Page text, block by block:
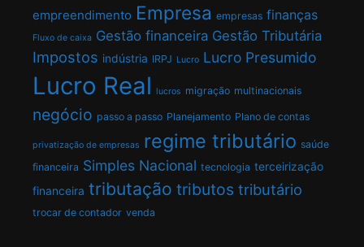
empreendimento Empresa empresas finanças
Fluxo de caixa Gestão financeira Gestão Tributária
Impostos indústria IRPJ Lucro Lucro Presumido
Lucro Real lucros migração multinacionais
negócio passo a passo Planejamento Plano de contas
privatização de empresas regime tributário saúde
financeira Simples Nacional tecnologia terceirização
financeira tributação tributos tributário
trocar de contador venda